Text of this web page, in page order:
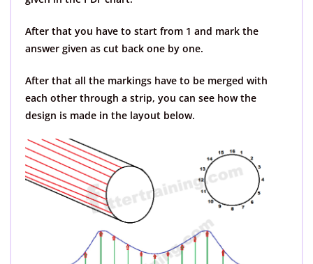
After that you have to start from 1 and mark the
answer given as cut back one by one.
After that all the markings have to be merged with
each other through a strip, you can see how the
design is made in the layout below.